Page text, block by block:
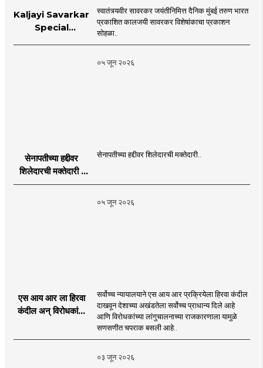
Kaljayi Savarkar
Special
स्वातंत्र्यवीर सावरकर जयंतीनिमित्त दैनिक मुंबई तरुण भारत
प्रकाशित कालजयी सावरकर विशेषांकाचा प्रकाशन
सोहळा..
०५ जून २०२६
सेनापतीच्या हद्दीवर
शिलेदारची मक्तेदारी |
Sahyadri Tiger
सेनापतीच्या हद्दीवर शिलेदारची मक्तेदारी..
०५ जून २०२६
एस आय आर ला हिरवा
कंदील अन् विरोधकांना
सर्वोच्च न्यायालयाने एस आय आर प्रक्रियेला हिरवा कंदील
दाखवून देशाच्या अखंडतेला सर्वोच्च प्राधान्य दिले आहे
आणि विरोधकांच्या लांगुचालनाच्या राजकारणाला यामुळे
सणसणीत चपराक बसली आहे..
०३ जून २०२६